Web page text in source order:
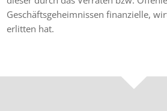
Geschäftsgeheimnissen finanzielle,
erlitten hat.